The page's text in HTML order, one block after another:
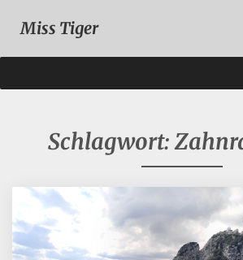
Miss Tiger
Schlagwort: